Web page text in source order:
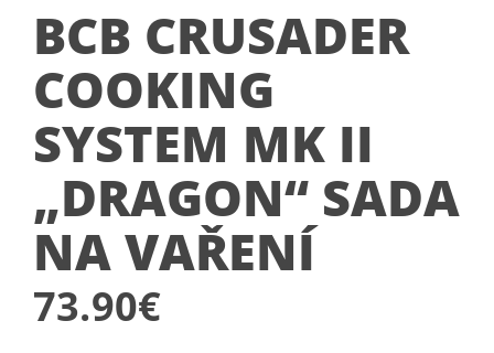
BCB CRUSADER
COOKING
SYSTEM MK II
„DRAGON“ SADA
NA VAŘENÍ
73.90€